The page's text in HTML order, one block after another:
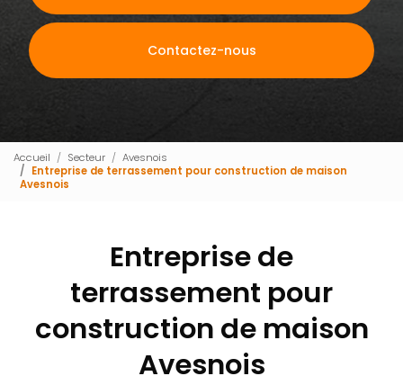
Contactez-nous
Accueil Secteur
Avesnois
Entreprise de terrassement pour construction de maison
Avesnois
Entreprise de
terrassement pour
construction de maison
Avesnois